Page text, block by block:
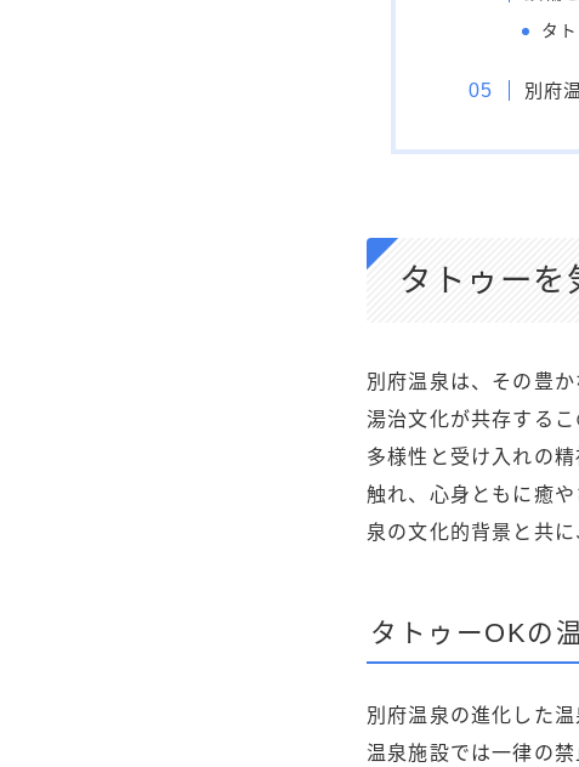
タ
別府
タトゥーを
別府温泉は、その豊
湯治文化が共存する
多様性と受け入れの
触れ、心身ともに癒
泉の文化的背景と共
タトゥーOKの
別府温泉の進化した
温泉施設では一律の